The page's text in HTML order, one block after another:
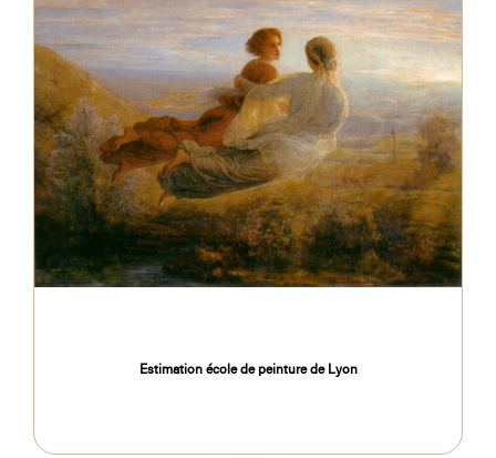
Estimation école de peinture de Lyon